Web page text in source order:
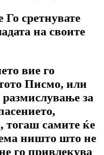
Го сретнувате
на своите
вие го
Писмо, или
за
тогаш самите ќе
ништо што не
го привлекува